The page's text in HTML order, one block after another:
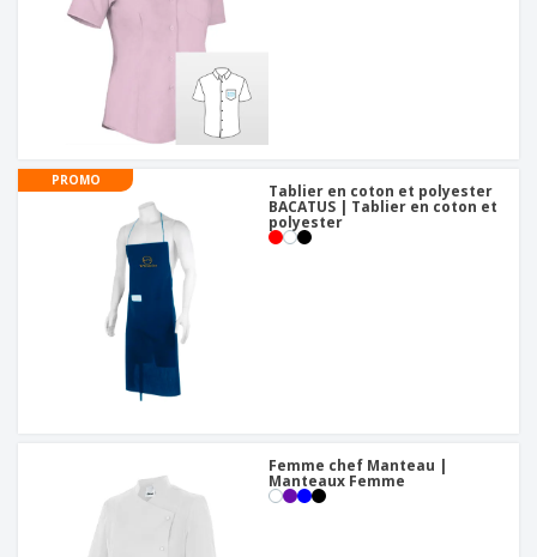
PROMO
Tablier en coton et polyester
BACATUS | Tablier en coton et
polyester
Femme chef Manteau |
Manteaux Femme